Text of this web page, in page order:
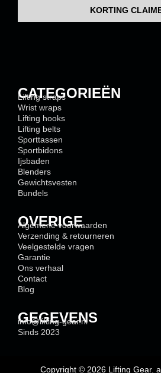
KORTING
CATEGORIEËN
Lifting straps
Wrist wraps
Lifting hooks
Lifting belts
Sporttassen
Sportbidons
Ijsbaden
Blenders
Gewichtsvesten
Bundels
OVERIGE
Algemene voorwaarden
Verzending & retourneren
Veelgestelde vragen
Garantie
Ons verhaal
Contact
Blog
GEGEVENS
info@lifting-gear.nl
Sinds 2023
Copyright © 2026 Lifting Gear.